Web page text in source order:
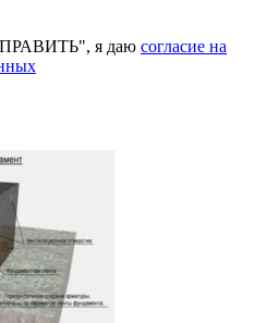
я даю согласие на